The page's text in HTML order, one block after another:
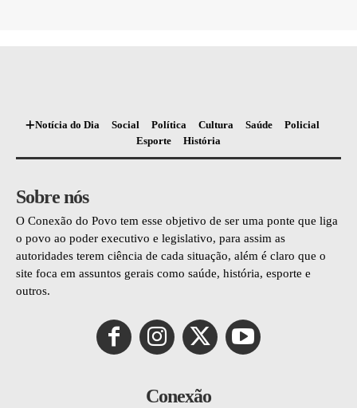
Notícia do Dia Social Política Cultura Saúde
Policial
Esporte
História
Sobre nós
O Conexão do Povo tem esse objetivo de ser uma ponte que liga
o povo ao poder executivo e legislativo, para assim as
autoridades terem ciência de cada situação, além é claro que o
site foca em assuntos gerais como saúde, história, esporte e
outros.
Conexão